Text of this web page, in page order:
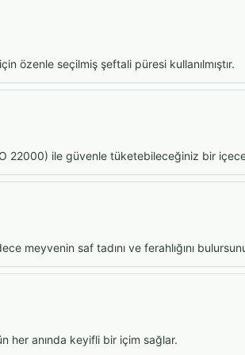
özenle seçilmiş şeftali püresi kullanılmıştır.
22000) ile güvenle tüketebileceğiniz bir
meyvenin saf tadını ve ferahlığını
her anında keyifli bir içim sağlar.